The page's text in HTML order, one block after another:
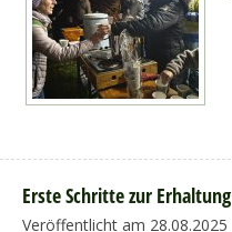
Erste Schritte zur
Veröffentlicht am 28.08.2025